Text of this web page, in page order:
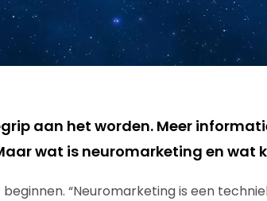
aan het worden. Meer
wat is neuromarketing en wat
“Neuromarketing is een